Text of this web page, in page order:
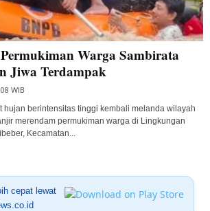
Warga Sambirata
Jiwa Terdampak
WIB
hujan berintensitas tinggi kembali melanda wilayah
merendam permukiman warga di Lingkungan
Kecamatan...
cepat lewat